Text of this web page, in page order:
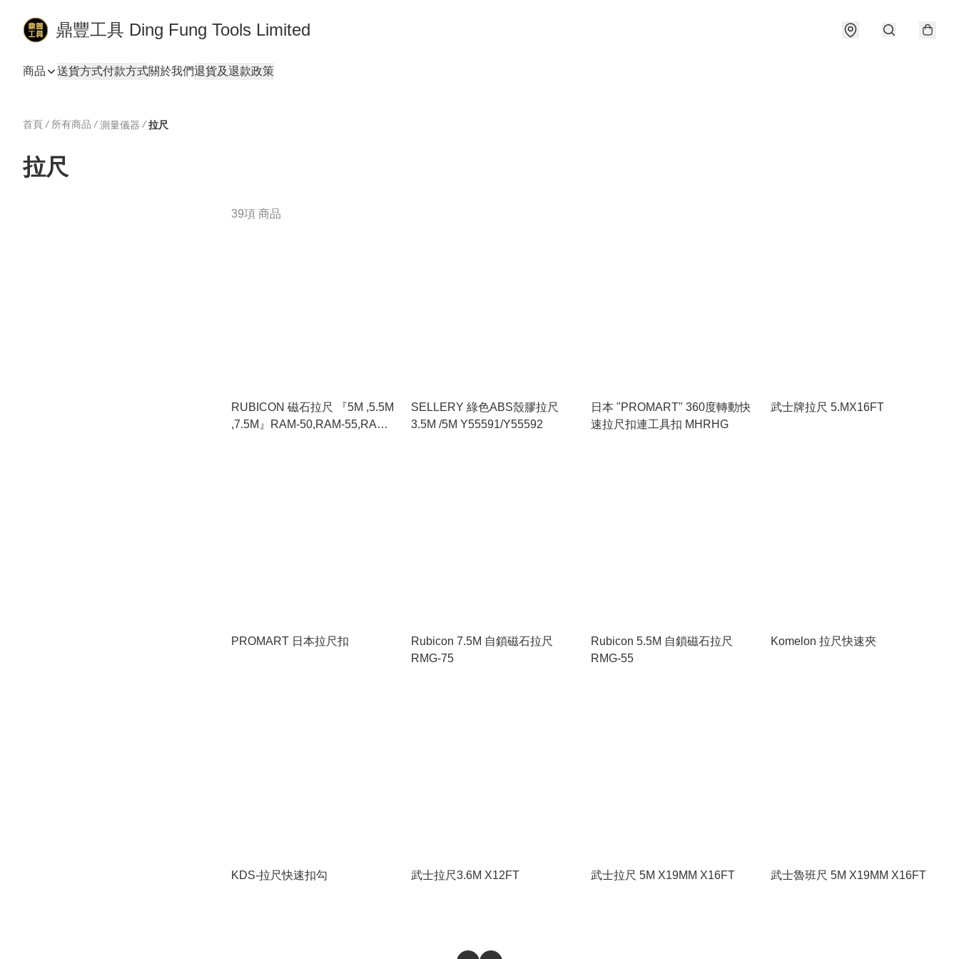
鼎豐工具 Ding Fung Tools Limited
商品 送貨方式付款方式關於我們退貨及退款政策
首頁 / 所有商品 / 測量儀器 / 拉尺
拉尺
39項 商品
RUBICON 磁石拉尺 『5M ,5.5M
,7.5M』RAM-50,RAM-55,RAM-
SELLERY 綠色ABS殼膠拉尺
3.5M /5M Y55591/Y55592
日本 "PROMART" 360度轉動快
速拉尺扣連工具扣 MHRHG
武士牌拉尺 5.MX16FT
PROMART 日本拉尺扣
Rubicon 7.5M 自鎖磁石拉尺
RMG-75
Rubicon 5.5M 自鎖磁石拉尺
RMG-55
Komelon 拉尺快速夾
KDS-拉尺快速扣勾 武士拉尺3.6M X12FT 武士拉尺 5M X19MM X16FT 武士魯班尺 5M X19MM X16FT